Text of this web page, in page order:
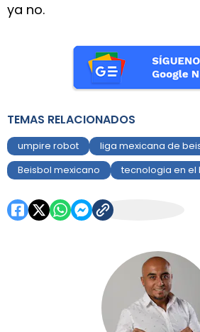
ya no.
TEMAS RELACIONADOS
umpire robot liga mexicana de
Beisbol mexicano
tecnologia en el